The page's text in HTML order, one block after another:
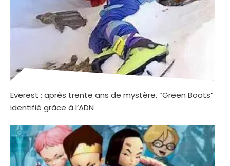
Everest : après trente ans de mystère, “Green Boots”
identifié grâce à l’ADN